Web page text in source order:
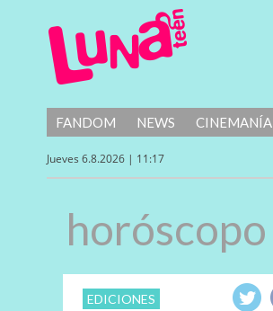
FANDOM NEWS CINEMANÍA
Jueves 6.8.2026 | 11:17
horóscopo
EDICIONES